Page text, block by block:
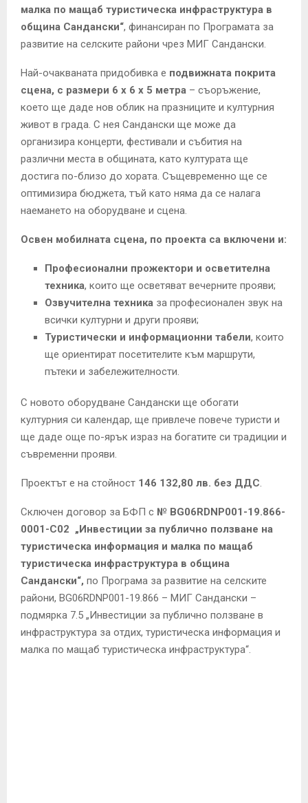
малка по мащаб туристическа инфраструктура в
община Сандански“, финансиран по Програмата за
развитие на селските райони чрез МИГ Сандански.
Най-очакваната придобивка е подвижната покрита
сцена, с размери 6 х 6 х 5 метра – съоръжение,
което ще даде нов облик на празниците и културния
живот в града. С нея Сандански ще може да
организира концерти, фестивали и събития на
различни места в общината, като културата ще
достига по-близо до хората. Същевременно ще се
оптимизира бюджета, тъй като няма да се налага
наемането на оборудване и сцена.
Освен мобилната сцена, по проекта са включени и:
Професионални прожектори и осветителна
техника, които ще осветяват вечерните прояви;
Озвучителна техника за професионален звук на
всички културни и други прояви;
Туристически и информационни табели, които
ще ориентират посетителите към маршрути,
пътеки и забележителности.
С новото оборудване Сандански ще обогати
културния си календар, ще привлече повече туристи и
ще даде още по-ярък израз на богатите си традиции и
съвременни прояви.
Проектът е на стойност 146 132,80 лв. без ДДС
Сключен договор за БФП с № BG06RDNP001-19.866-
0001-C02 „Инвестиции за публично ползване на
туристическа информация и малка по мащаб
туристическа инфраструктура в община
Сандански“, по Програма за развитие на селските
райони, BG06RDNP001-19.866 – МИГ Сандански –
подмярка 7.5 „Инвестиции за публично ползване в
инфраструктура за отдих, туристическа информация и
малка по мащаб туристическа инфраструктура“.